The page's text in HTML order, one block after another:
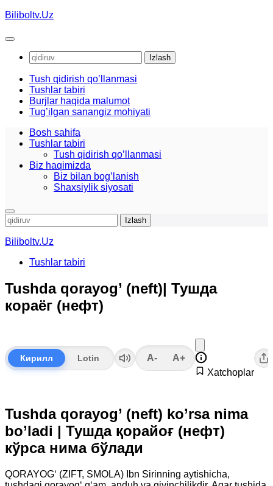
Skip
content
Biliboltv.Uz
Qidirshish:
Tush qidirish qo’llanmasi
Tushlar tabiri
Burjlar haqida malumot
Tug’ilgan sanangiz mohiyati
Bosh sahifa
Tushlar tabiri
Tush qidirish qo’llanmasi
Biz haqimizda
Biz bilan bog’lanish
Shaxsiylik siyosati
Qidirshish:
Biliboltv.Uz
Tushlar tabiri
Tushda qorayog’ (neft)| Тушда
кораёг (нефт)
Кирилл Lotin A-
A+
Xatchoplar
Tushda qorayog’ (neft) ko’rsa nima
bo’ladi | Тушда қорайоғ (нефт)
кўрса нима бўлади
QORAYOG‘ (ZIFT, SMOLA) Ibn Sirinning aytishicha,